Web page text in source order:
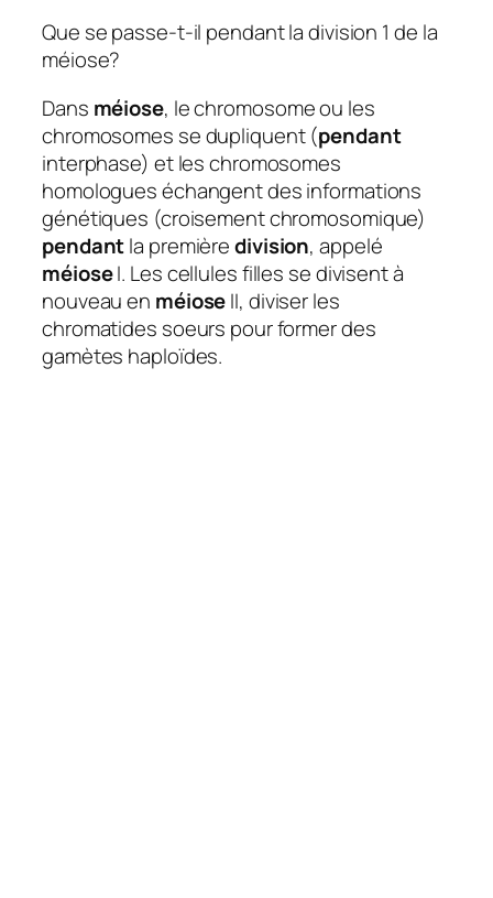
Que se passe-t-il pendant la division 1 de la
méiose?
Dans méiose, le chromosome ou les
chromosomes se dupliquent (pendant
interphase) et les chromosomes
homologues échangent des informations
génétiques (croisement chromosomique)
pendantla premièredivision, appelé
méioseI. Les cellules filles se divisent à
nouveau en méioseII, diviser les
chromatides soeurs pour former des
gamètes haploïdes.